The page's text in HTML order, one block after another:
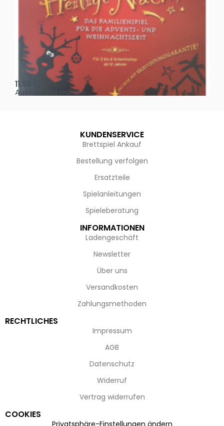
Oh, heilige Nacht!
11,95
Ausführung wählen
KUNDENSERVICE
Brettspiel Ankauf
Bestellung verfolgen
Ersatzteile
Spielanleitungen
Spieleberatung
INFORMATIONEN
Ladengeschäft
Newsletter
Über uns
Versandkosten
Zahlungsmethoden
RECHTLICHES
Impressum
AGB
Datenschutz
Widerruf
Vertrag widerrufen
COOKIES